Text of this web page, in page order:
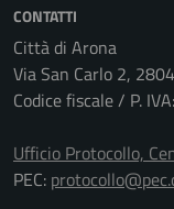
CONTATTI
Città di Arona
Via San Carlo 2,
Codice fiscale / P.
Ufficio Protocollo,
PEC: